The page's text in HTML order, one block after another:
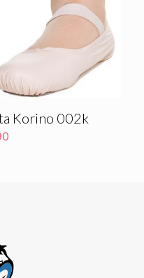
Korino 002k